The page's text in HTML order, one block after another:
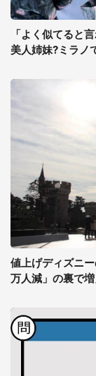
「よく似てると
美人姉妹?ミラノ
値上げディズニ
万人減」の裏で